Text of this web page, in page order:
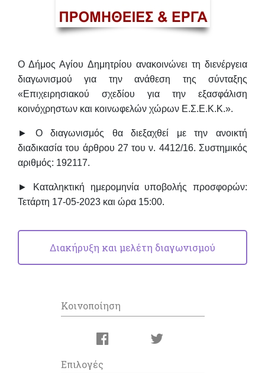
Ο Δήμος Αγίου Δημητρίου ανακοινώνει τη διενέργεια
διαγωνισμού για την ανάθεση της σύνταξης
«Επιχειρησιακού σχεδίου για την εξασφάλιση
κοινόχρηστων και κοινωφελών χώρων Ε.Σ.Ε.Κ.Κ.».
► Ο διαγωνισμός θα διεξαχθεί με την ανοικτή
διαδικασία του άρθρου 27 του ν. 4412/16. Συστημικός
αριθμός: 192117.
► Καταληκτική ημερομηνία υποβολής προσφορών:
Τετάρτη 17-05-2023 και ώρα 15:00.
Διακήρυξη και μελέτη διαγωνισμού
Κοινοποίηση
Επιλογές